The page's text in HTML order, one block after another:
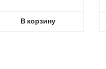
В корзину